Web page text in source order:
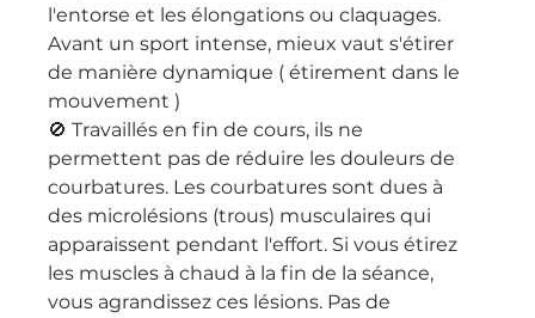
l'entorse et les élongations ou claquages.
Avant un sport intense, mieux vaut s'étirer
de manière dynamique ( étirement dans le
mouvement )
🚫 Travaillés en fin de cours, ils ne
permettent pas de réduire les douleurs de
courbatures. Les courbatures sont dues à
des microlésions (trous) musculaires qui
apparaissent pendant l'effort. Si vous étirez
les muscles à chaud à la fin de la séance,
vous agrandissez ces lésions. Pas de